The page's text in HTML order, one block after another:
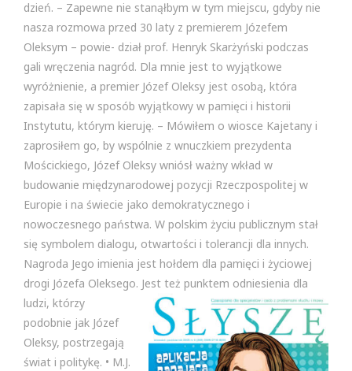
dzień. – Zapewne nie stanąłbym w tym miejscu, gdyby nie
nasza rozmowa przed 30 laty z premierem Józefem
Oleksym – powie- dział prof. Henryk Skarżyński podczas
gali wręczenia nagród. Dla mnie jest to wyjątkowe
wyróżnienie, a premier Józef Oleksy jest osobą, która
zapisała się w sposób wyjątkowy w pamięci i historii
Instytutu, którym kieruję. – Mówiłem o wiosce Kajetany i
zaprosiłem go, by wspólnie z wnuczkiem prezydenta
Mościckiego, Józef Oleksy wniósł ważny wkład w
budowanie międzynarodowej pozycji Rzeczpospolitej w
Europie i na świecie jako demokratycznego i
nowoczesnego państwa. W polskim życiu publicznym stał
się symbolem dialogu, otwartości i tolerancji dla innych.
Nagroda Jego imienia jest hołdem dla pamięci i życiowej
drogi Józefa Oleksego. Jest też punktem odniesienia dla
ludzi, którzy
podobnie jak Józef
Oleksy, postrzegają
świat i politykę. • M.J.